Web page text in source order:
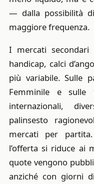
— dalla possibilità
maggiore frequenza.
I mercati
handicap, calci
più variabile. Sulle
Femminile e sulle
internazionali,
palinsesto
mercati per
l’offerta si riduce ai
quote vengono
anziché con giorni